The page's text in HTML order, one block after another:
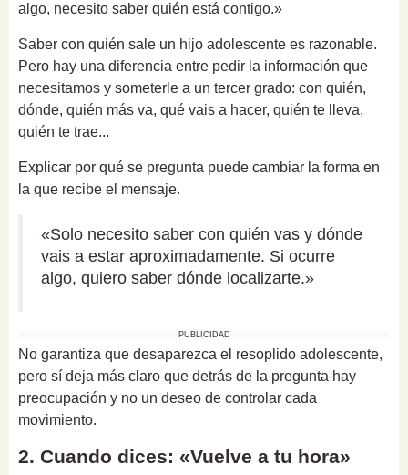
algo, necesito saber quién está contigo.»
Saber con quién sale un hijo adolescente es razonable.
Pero hay una diferencia entre pedir la información que
necesitamos y someterle a un tercer grado: con quién,
dónde, quién más va, qué vais a hacer, quién te lleva,
quién te trae...
Explicar por qué se pregunta puede cambiar la forma en
la que recibe el mensaje.
«Solo necesito saber con quién vas y dónde
vais a estar aproximadamente. Si ocurre
algo, quiero saber dónde localizarte.»
PUBLICIDAD
No garantiza que desaparezca el resoplido adolescente,
pero sí deja más claro que detrás de la pregunta hay
preocupación y no un deseo de controlar cada
movimiento.
2. Cuando dices: «Vuelve a tu hora»